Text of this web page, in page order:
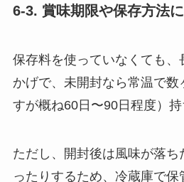
6-3. 賞味期限や保存方法
保存料を使っていなくても、
かげで、未開封なら常温で数
すが概ね60日〜90日程度）持
ただし、開封後は風味が落ち
ったりするため、冷蔵庫で保